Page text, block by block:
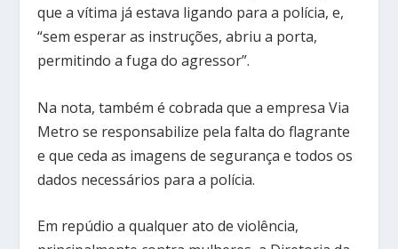
que a vítima já estava ligando para a polícia, e,
“sem esperar as instruções, abriu a porta,
permitindo a fuga do agressor”.
Na nota, também é cobrada que a empresa Via
Metro se responsabilize pela falta do flagrante
e que ceda as imagens de segurança e todos os
dados necessários para a polícia.
Em repúdio a qualquer ato de violência,